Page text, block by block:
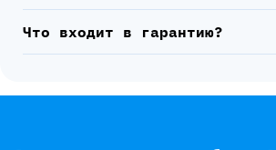
Что входит в гарантию?